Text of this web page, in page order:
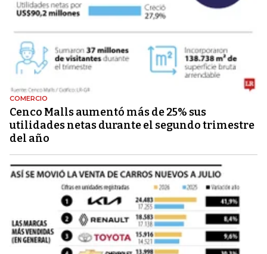
COMERCIO
Cenco Malls aumentó más de 25% sus
utilidades netas durante el segundo trimestre
del año